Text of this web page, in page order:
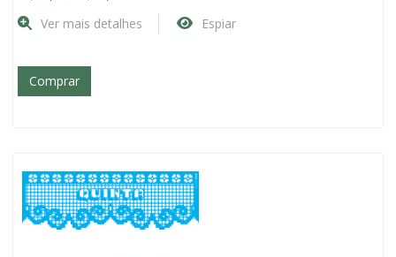
Ver mais detalhes Espiar
Comprar